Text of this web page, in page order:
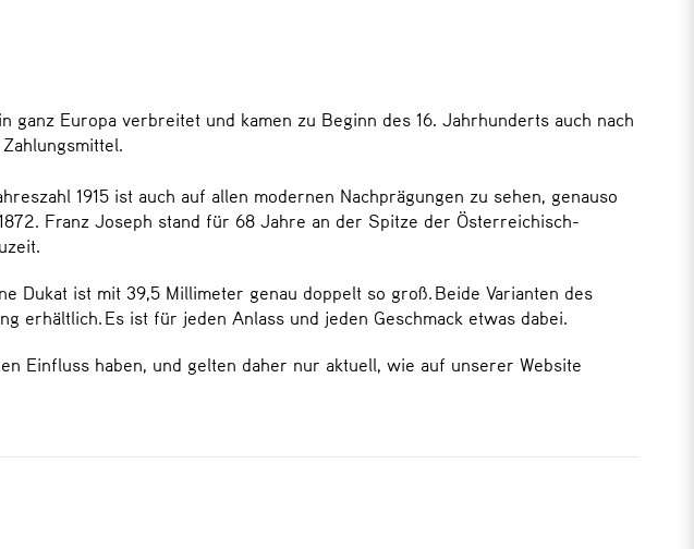
Europa verbreitet und kamen zu Beginn des 16. Jahrhunderts auch nach
1915 ist auch auf allen modernen Nachprägungen zu sehen, genauso
Franz Joseph stand für 68 Jahre an der Spitze der Österreichisch-
Dukat ist mit 39,5 Millimeter genau doppelt so groß. Beide Varianten des
erhältlich. Es ist für jeden Anlass und jeden Geschmack etwas dabei.
Einfluss haben, und gelten daher nur aktuell, wie auf unserer Website